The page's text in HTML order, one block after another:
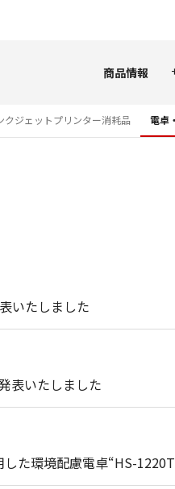
商品情報
クジェットプリンター消耗品 電卓
いたしました
表いたしました
た環境配慮電卓“HS-